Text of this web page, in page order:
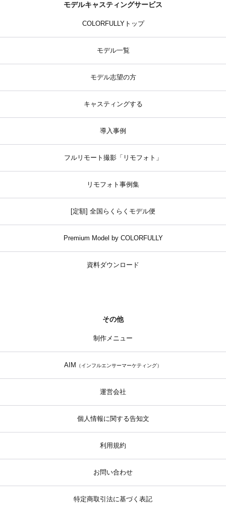
モデルキャスティングサービス
COLORFULLYトップ
モデル一覧
モデル志望の方
キャスティングする
導入事例
フルリモート撮影「リモフォト」
リモフォト事例集
[定額] 全国らくらくモデル便
Premium Model by COLORFULLY
資料ダウンロード
その他
制作メニュー
AIM （インフルエンサーマーケティング）
運営会社
個人情報に関する告知文
利用規約
お問い合わせ
特定商取引法に基づく表記